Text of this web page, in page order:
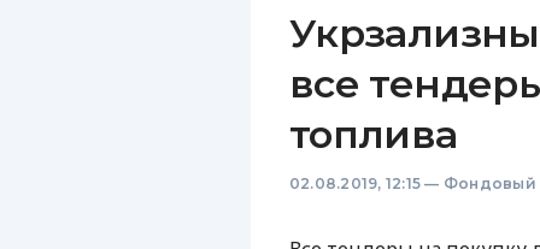
все
топлива
02.08.2019, 12:15 — Фондовый